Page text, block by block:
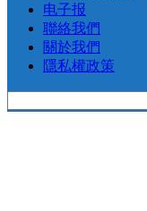
电子报
聯絡我們
關於我們
隱私權政策